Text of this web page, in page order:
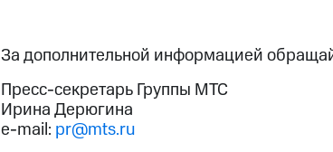
За дополнительной информацией
Пресс-секретарь Группы МТС
Ирина Дерюгина
e-mail: pr@mts.ru